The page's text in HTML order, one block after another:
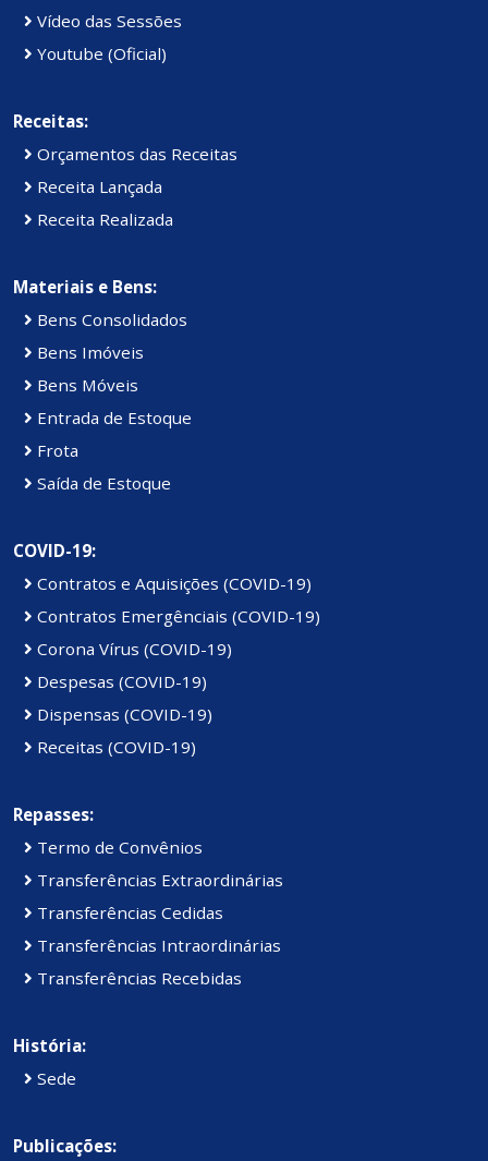
Vídeo das Sessões
Youtube (Oficial)
Receitas:
Orçamentos das Receitas
Receita Lançada
Receita Realizada
Materiais e Bens:
Bens Consolidados
Bens Imóveis
Bens Móveis
Entrada de Estoque
Frota
Saída de Estoque
COVID-19:
Contratos e Aquisições (COVID-19)
Contratos Emergênciais (COVID-19)
Corona Vírus (COVID-19)
Despesas (COVID-19)
Dispensas (COVID-19)
Receitas (COVID-19)
Repasses:
Termo de Convênios
Transferências Extraordinárias
Transferências Cedidas
Transferências Intraordinárias
Transferências Recebidas
História:
Sede
Publicações: